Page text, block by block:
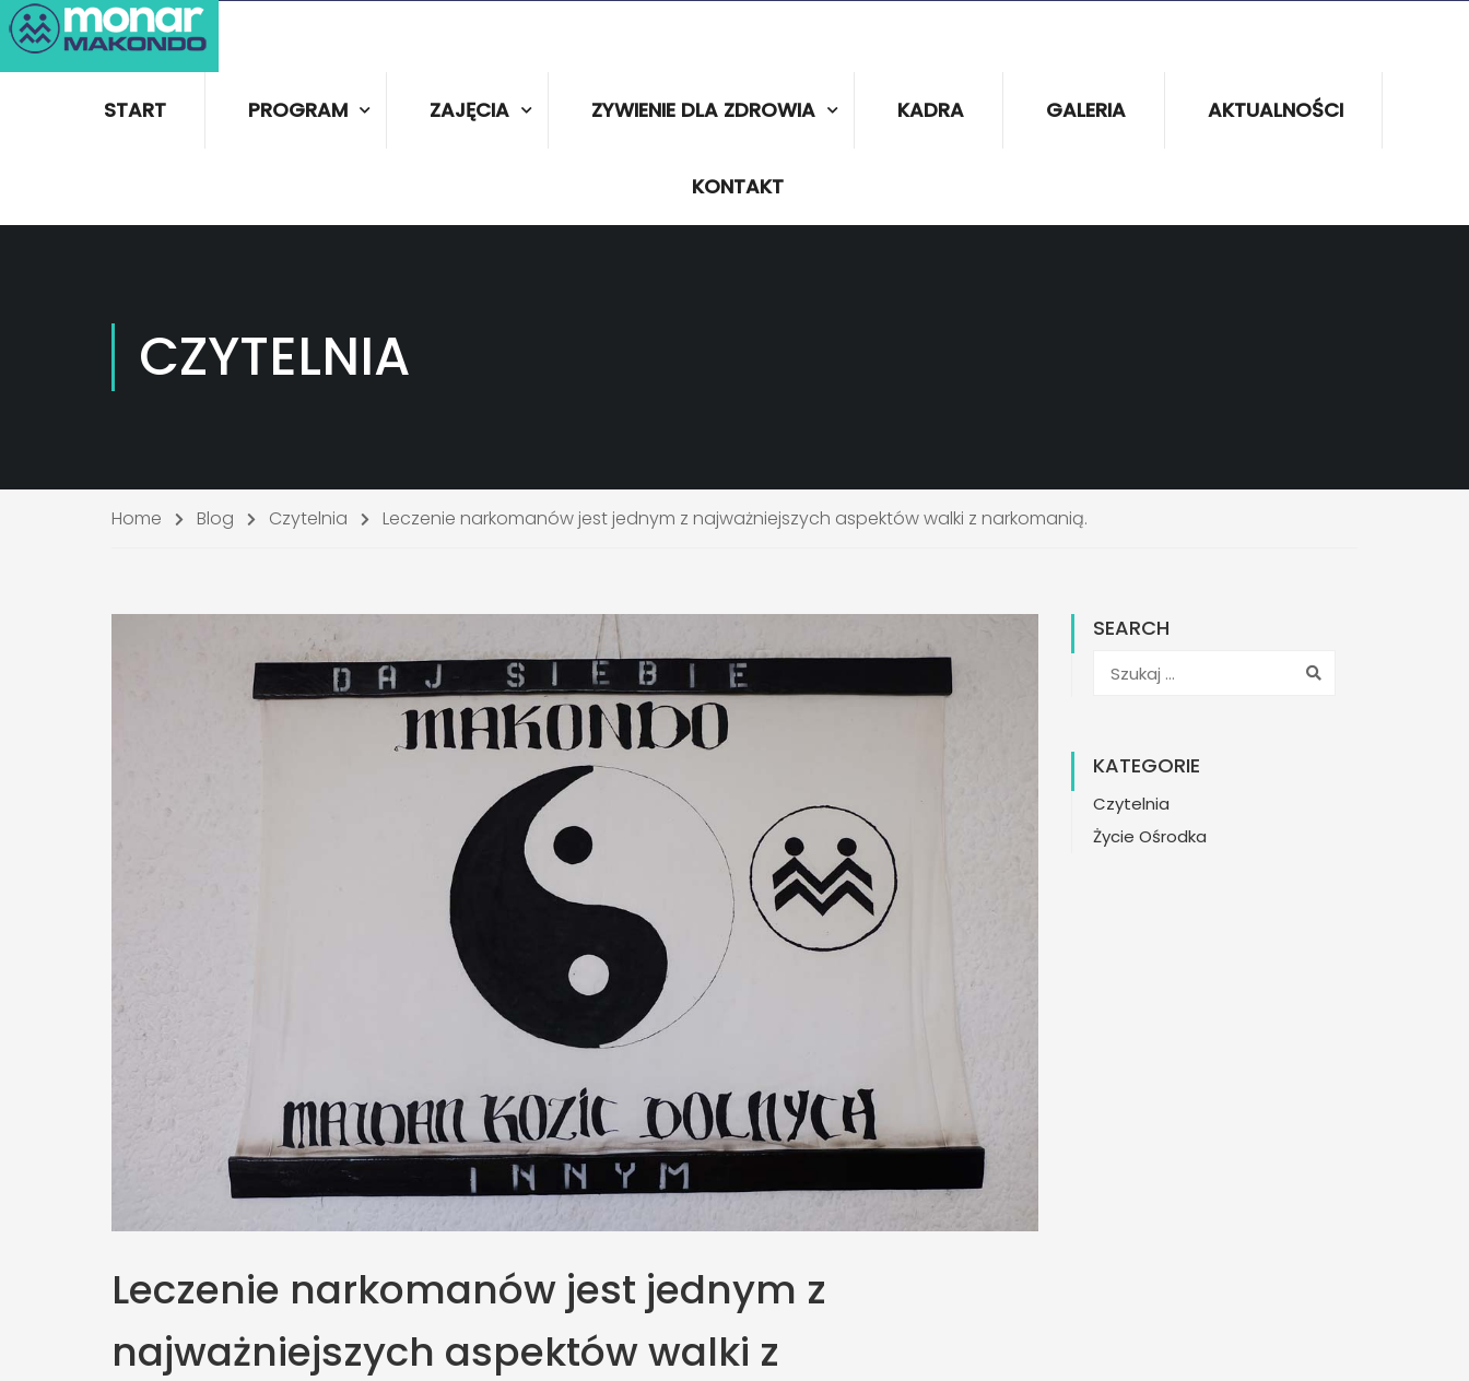
START PROGRAM ZAJĘCIA ZYWIENIE DLA ZDROWIA KADRA GALERIA AKTUALNOŚCI
KONTAKT
CZYTELNIA
Home Blog Czytelnia Leczenie narkomanów jest jednym z najważniejszych aspektów walki z narkomanią.
Leczenie narkomanów jest jednym z
najważniejszych aspektów walki z
SEARCH
KATEGORIE
Czytelnia
Życie Ośrodka